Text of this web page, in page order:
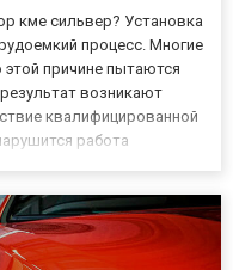
кме сильвер? Установка
процесс. Многие
причине пытаются
возникают
квалифицированной
работа